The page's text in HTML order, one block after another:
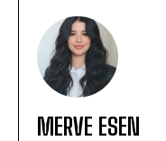
MERVE ESEN